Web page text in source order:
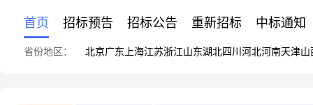
首页 招标预告 招标公告 重新招标 中标通知
省份地区： 北京广东 上海江苏浙江山东湖北四川 河北河南天津山